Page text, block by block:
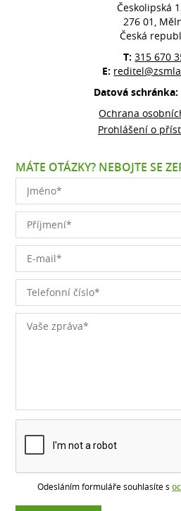
Českolipská
276 01,
Česká
T:315 670
E:
Datová schránka:
Ochrana
Prohlášení o
MÁTE OTÁZKY? NEBOJTE SE
Odesláním formuláře souhlasíte s